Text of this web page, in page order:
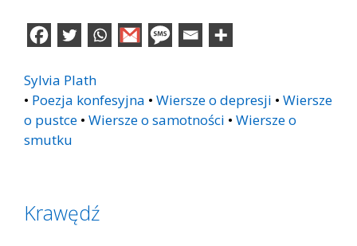
Sylvia Plath
• Poezja konfesyjna • Wiersze o depresji • Wiersze
o pustce • Wiersze o samotności • Wiersze o
smutku
Krawędź